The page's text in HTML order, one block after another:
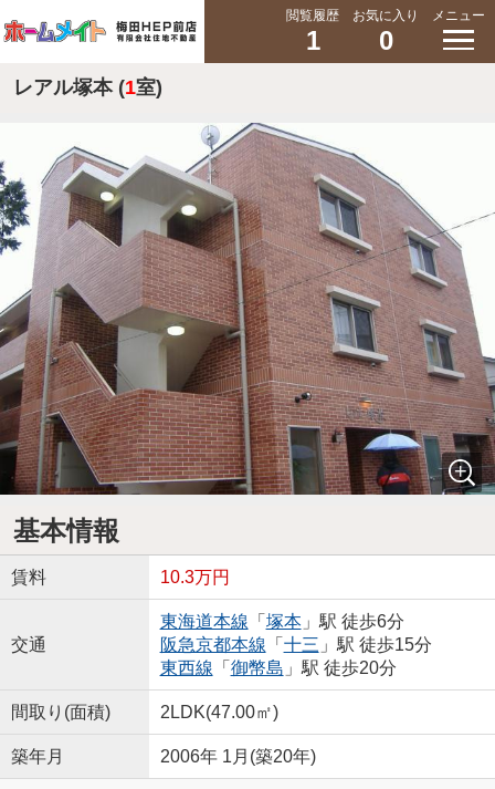
閲覧履歴
1
お気に入り
0
メニュー
レアル塚本 (1室)
基本情報
賃料 10.3万円
交通
東海道本線 「 塚本」駅 徒歩6分
阪急京都本線 「 十三 」駅 徒歩15分
東西線 「 御幣島 」駅 徒歩20分
間取り(面積) 2LDK(47.00㎡)
築年月 2006年 1月(築20年)